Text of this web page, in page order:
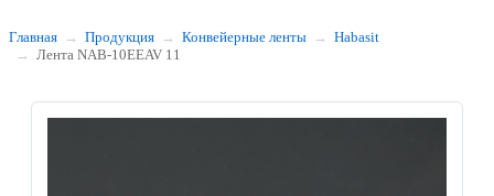
Главная Продукция Конвейерные ленты
Habasit
Лента NAB-10EEAV 11